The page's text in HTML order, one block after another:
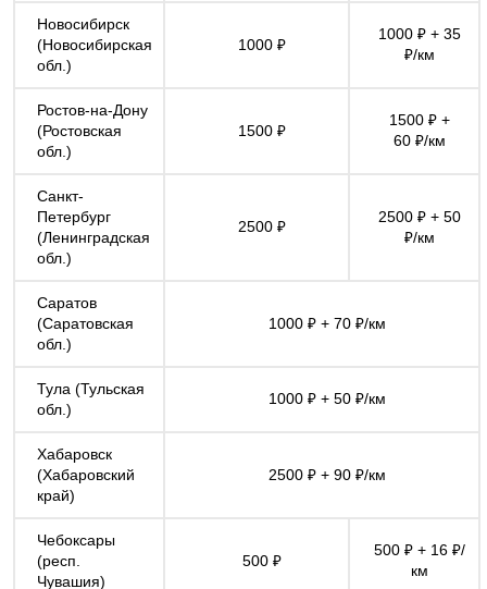
Новосибирск
(Новосибирская
обл.)
1000 ₽
1000 ₽ + 35
₽/км
Ростов-на-Дону
(Ростовская
обл.)
1500 ₽
1500 ₽ +
60 ₽/км
Санкт-
Петербург
(Ленинградская
обл.)
2500 ₽
2500 ₽ + 50
₽/км
Саратов
(Саратовская
обл.)
1000 ₽ + 70 ₽/км
Тула (Тульская
обл.)
1000 ₽ + 50 ₽/км
Хабаровск
(Хабаровский
край)
2500 ₽ + 90 ₽/км
Чебоксары
(респ.
Чувашия)
500 ₽
500 ₽ + 16 ₽/
км